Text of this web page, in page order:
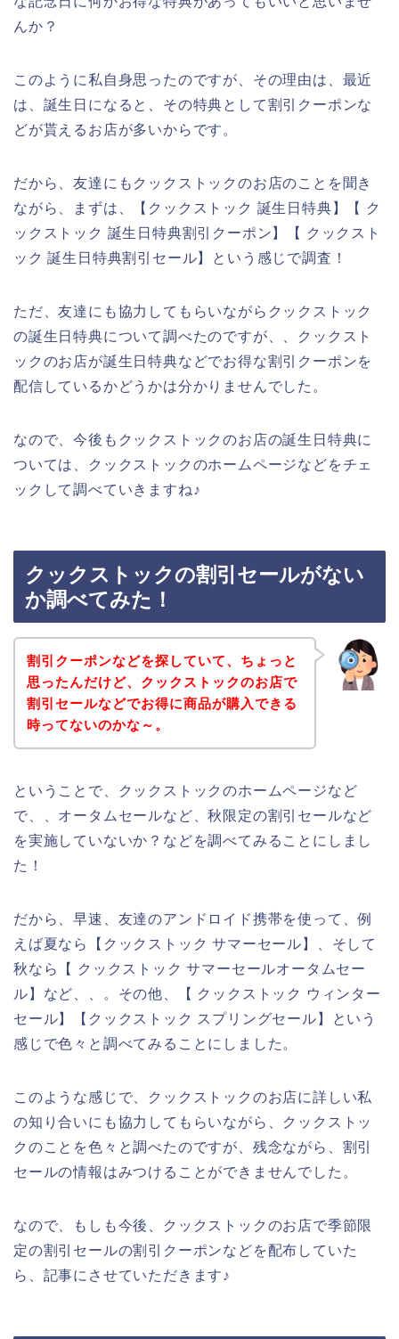
んか？
このように私自身思ったのですが、その理由は、最近
は、誕生日になると、その特典として割引クーポンな
どが貰えるお店が多いからです。
だから、友達にもクックストックのお店のことを聞き
ながら、まずは、【クックストック 誕生日特典】【 ク
ックストック 誕生日特典割引クーポン】【 クックスト
ック 誕生日特典割引セール】という感じで調査！
ただ、友達にも協力してもらいながらクックストック
の誕生日特典について調べたのですが、、クックスト
ックのお店が誕生日特典などでお得な割引クーポンを
配信しているかどうかは分かりませんでした。
なので、今後もクックストックのお店の誕生日特典に
ついては、クックストックのホームページなどをチェ
ックして調べていきますね♪
クックストックの割引セールがない
か調べてみた！
割引クーポンなどを探していて、ちょっと
思ったんだけど、クックストックのお店で
割引セールなどでお得に商品が購入できる
時ってないのかな～。
ということで、クックストックのホームページなど
で、、オータムセールなど、秋限定の割引セールなど
を実施していないか？などを調べてみることにしまし
た！
だから、早速、友達のアンドロイド携帯を使って、例
えば夏なら【クックストック サマーセール】、そして
秋なら【 クックストック サマーセールオータムセー
ル】など、、。その他、【 クックストック ウィンター
セール】【クックストック スプリングセール】という
感じで色々と調べてみることにしました。
このような感じで、クックストックのお店に詳しい私
の知り合いにも協力してもらいながら、クックストッ
クのことを色々と調べたのですが、残念ながら、割引
セールの情報はみつけることができませんでした。
なので、もしも今後、クックストックのお店で季節限
定の割引セールの割引クーポンなどを配布していた
ら、記事にさせていただきます♪